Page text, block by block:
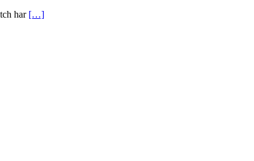
har […]